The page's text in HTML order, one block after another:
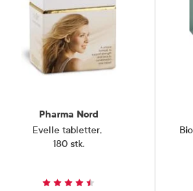
Pharma Nord
Evelle tabletter,
180 stk.